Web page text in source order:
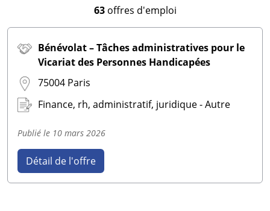
63offres d'emploi
Bénévolat – Tâches administratives pour le
Vicariat des Personnes Handicapées
75004 Paris
Finance, rh, administratif, juridique - Autre
Publié le 10 mars 2026
Détail de l'offre